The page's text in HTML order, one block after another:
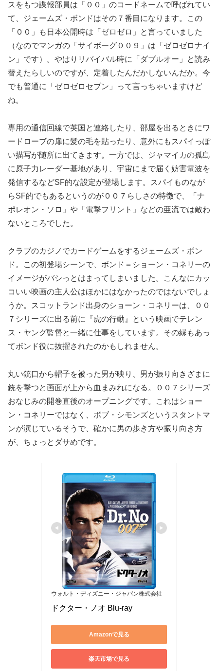
スをもつ諜報部員は「００」のコードネームで呼ばれてい
て、ジェームズ・ボンドはその７番目になります。この
「００」も日本公開時は「ゼロゼロ」と言っていました
（なのでマンガの「サイボーグ００９」は「ゼロゼロナイ
ン」です）。やはりリバイバル時に「ダブルオー」と読み
替えたらしいのですが、定着したんだかしないんだか。今
でも普通に「ゼロゼロセブン」って言っちゃいますけど
ね。
専用の通信回線で英国と連絡したり、部屋を出るときにワ
ードローブの扉に髪の毛を貼ったり、意外にもスパイっぽ
い描写が随所に出てきます。一方では、ジャマイカの孤島
に原子力レーダー基地があり、宇宙にまで届く妨害電波を
発信するなどSF的な設定が登場します。スパイものなが
らSF的でもあるというのが００７らしさの特徴で、「ナ
ポレオン・ソロ」や「電撃フリント」などの亜流では敵わ
ないところでした。
クラブのカジノでカードゲームをするジェームズ・ボン
ド。この初登場シーンで、ボンド＝ショーン・コネリーの
イメージがバシっとはまってしまいました。こんなにカッ
コいい映画の主人公はほかにはなかったのではないでしょ
うか。スコットランド出身のショーン・コネリーは、００
７シリーズに出る前に『虎の行動』という映画でテレン
ス・ヤング監督と一緒に仕事をしています。その縁もあっ
てボンド役に抜擢されたのかもしれません。
丸い銃口から帽子を被った男が映り、男が振り向きざまに
銃を撃つと画面が上から血まみれになる。００７シリーズ
おなじみの開巻直後のオープニングです。これはショー
ン・コネリーではなく、ボブ・シモンズというスタントマ
ンが演じているそうで、確かに男の歩き方や振り向き方
が、ちょっとダサめです。
ウォルト・ディズニー・ジャパン株式会社
ドクター・ノオ Blu-ray
Amazonで見る
楽天市場で見る